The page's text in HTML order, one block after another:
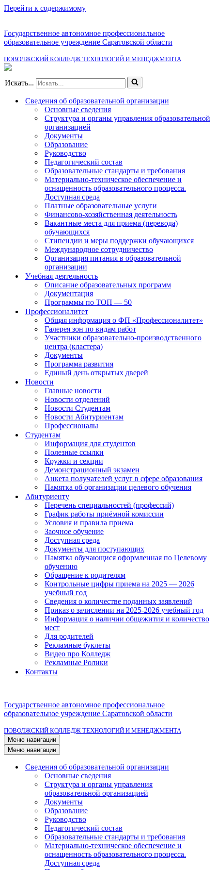
Перейти к содержимому
Государственное автономное профессиональное
образовательное учреждение Саратовской области
ПОВОЛЖСКИЙ КОЛЛЕДЖ ТЕХНОЛОГИЙ И МЕНЕДЖМЕНТА
Искать...
Сведения об образовательной организации
Основные сведения
Структура и органы управления образовательной
организацией
Документы
Образование
Руководство
Педагогический состав
Образовательные стандарты и требования
Материально-техническое обеспечение и
оснащенность образовательного процесса.
Доступная среда
Платные образовательные услуги
Финансово-хозяйственная деятельность
Вакантные места для приема (перевода)
обучающихся
Стипендии и меры поддержки обучающихся
Международное сотрудничество
Организация питания в образовательной
организации
Учебная деятельность
Описание образовательных программ
Документация
Программы по ТОП — 50
Профессионалитет
Общая информация о ФП «Профессионалитет»
Галерея зон по видам работ
Участники образовательно-производственного
центра (кластера)
Документы
Программа развития
Единый день открытых дверей
Новости
Главные новости
Новости отделений
Новости Студентам
Новости Абитуриентам
Профессионалы
Студентам
Информация для студентов
Полезные ссылки
Кружки и секции
Демонстрационный экзамен
Анкета получателей услуг в сфере образования
Памятка об организации целевого обучения
Абитуриенту
Перечень специальностей (профессий)
График работы приёмной комиссии
Условия и правила приема
Заочное обучение
Доступная среда
Документы для поступающих
Памятка обучающися оформленная по Целевому
обучению
Обращение к родителям
Контрольные цифры приема на 2025 — 2026
учебный год
Сведения о количестве поданных заявлений
Приказ о зачислении на 2025-2026 учебный год
Информация о наличии общежития и количество
мест
Для родителей
Рекламные буклеты
Видео про Колледж
Рекламные Ролики
Контакты
Государственное автономное профессиональное
образовательное учреждение Саратовской области
ПОВОЛЖСКИЙ КОЛЛЕДЖ ТЕХНОЛОГИЙ И МЕНЕДЖМЕНТА
Меню навигации
Меню навигации
Сведения об образовательной организации
Основные сведения
Структура и органы управления
образовательной организацией
Документы
Образование
Руководство
Педагогический состав
Образовательные стандарты и требования
Материально-техническое обеспечение и
оснащенность образовательного процесса.
Доступная среда